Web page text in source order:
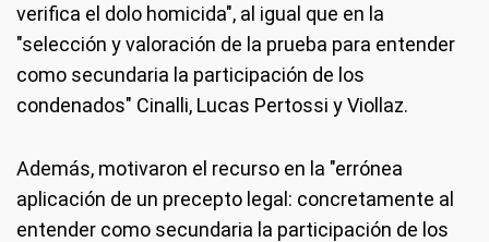
verifica el dolo homicida", al igual que en la
"selección y valoración de la prueba para entender
como secundaria la participación de los
condenados" Cinalli, Lucas Pertossi y Viollaz.
Además, motivaron el recurso en la "errónea
aplicación de un precepto legal: concretamente al
entender como secundaria la participación de los